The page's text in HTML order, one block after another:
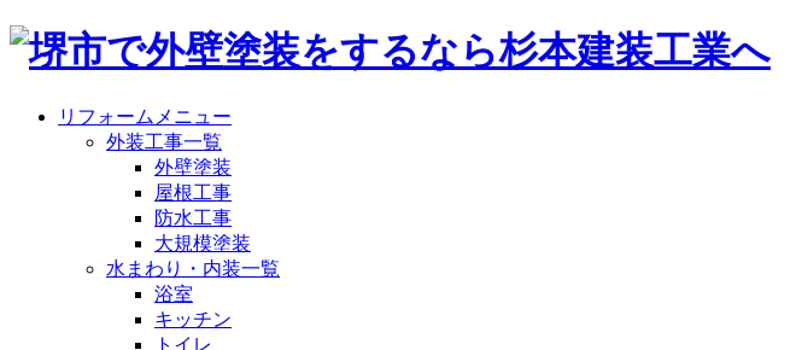
リフォームメニュー
外装工事一覧
外壁塗装
屋根工事
防水工事
大規模塗装
水まわり・内装一覧
浴室
キッチン
トイレ